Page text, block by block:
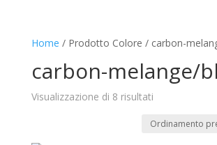
Home / Prodotto Colore / carbon-
carbon-melange/
Visualizzazione di 8 risultati